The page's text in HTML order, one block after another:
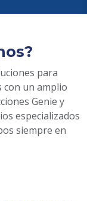
para
con un amplio
Genie y
especializados
siempre en